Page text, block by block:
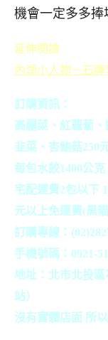
機會一定多多捧
延伸閱讀
內湖小人物－石
訂購資訊：
高麗菜、紅蘿蔔、
韭菜、杏鮑菇250
每包水餃1400公
宅配運費2包以
元以上免運費(黑
訂購專線：
手機號碼：0921-
地址：北市北投
站）
沒有實體店面 所